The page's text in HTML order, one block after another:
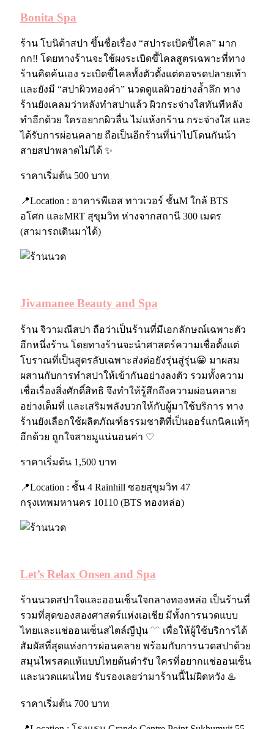
Bonita Spa
ร้าน โบนิต้าสปา ขึ้นชื่อเรื่อง “สปาระเบิดขี้ไคล” มาก
กก‼️ โดยทางร้านจะใช้ผงระเบิดขี้ไคลสูตรเฉพาะที่ทาง
ร้านคิดค้นเอง ระเบิดขี้ไคลทั้งตัวตั้งแต่คอจรดปลายเท้า
และยังมี “สปาผิวทองคำ” นวดดูแลผิวอย่างล้ำลึก ทาง
ร้านยังเคลมว่าหลังทำสปาแล้ว ผิวกระจ่างใสทันทีหลัง
ทำอีกด้วย ใครอยากผิวลื่น ไม่แห้งกร้าน กระจ่างใส และ
ได้รับการผ่อนคลาย ถือเป็นอีกร้านที่น่าไปโดนกันน้า
สายสปาพลาดไม่ได้ ✨
ราคาเริ่มต้น 500 บาท
📍Location : อาคารพีเอส ทาวเวอร์ ชั้นM ใกล้ BTS
อโศก และMRT สุขุมวิท ห่างจากสถานี 300 เมตร
(สามารถเดินมาได้)
Jivamanee Beauty and Spa
ร้าน จิวามณีสปา ถือว่าเป็นร้านที่มีเอกลักษณ์เฉพาะตัว
อีกหนึ่งร้าน โดยทางร้านจะนำศาสตร์ความเชื่อตั้งแต่
โบราณที่เป็นสูตรลับเฉพาะส่งต่อยังรุ่นสู่รุ่น😀 มาผสม
ผสานกับการทำสปาให้เข้ากันอย่างลงตัว รวมทั้งความ
เชื่อเรื่องสิ่งศักดิ์สิทธิ จึงทำให้รู้สึกถึงความผ่อนคลาย
อย่างเต็มที่ และเสริมพลังบวกให้กับผู้มาใช้บริการ ทาง
ร้านยังเลือกใช้ผลิตภัณฑ์ธรรมชาติที่เป็นออร์แกนิคแท้ๆ
อีกด้วย ถูกใจสายมูแน่นอนค่า ♡
ราคาเริ่มต้น 1,500 บาท
📍Location : ชั้น 4 Rainhill ซอยสุขุมวิท 47
กรุงเทพมหานคร 10110 (BTS ทองหล่อ)
Let’s Relax Onsen and Spa
ร้านนวดสปาใจและออนเซ็นใจกลางทองหล่อ เป็นร้านที่
รวมที่สุดของสองศาสตร์แห่งเอเชีย มีทั้งการนวดแบบ
ไทยและแช่ออนเซ็นสไตล์ญีปุ่น ﹋ เพื่อให้ผู้ใช้บริการได้
สัมผัสที่สุดแห่งการผ่อนคลาย พร้อมกับการนวดสปาด้วย
สมุนไพรสดแท้แบบไทยต้นตำรับ ใครที่อยากแช่ออนเซ็น
และนวดแผนไทย รับรองเลยว่ามาร้านนี้ไม่ผิดหวัง ♨️
ราคาเริ่มต้น 700 บาท